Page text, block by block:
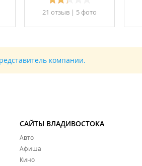
21 отзыв | 5 фото
компании.
САЙТЫ ВЛАДИВОСТОКА
Авто
Афиша
Кино